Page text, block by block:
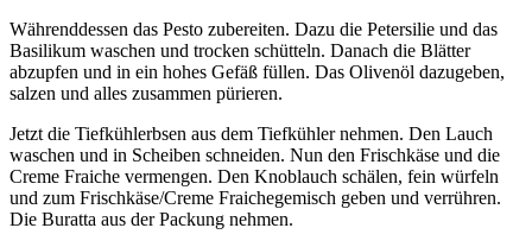
Währenddessen das Pesto zubereiten. Dazu die Petersilie und das
Basilikum waschen und trocken schütteln. Danach die Blätter
abzupfen und in ein hohes Gefäß füllen. Das Olivenöl dazugeben,
salzen und alles zusammen pürieren.
Jetzt die Tiefkühlerbsen aus dem Tiefkühler nehmen. Den Lauch
waschen und in Scheiben schneiden. Nun den Frischkäse und die
Creme Fraiche vermengen. Den Knoblauch schälen, fein würfeln
und zum Frischkäse/Creme Fraichegemisch geben und verrühren.
Die Buratta aus der Packung nehmen.